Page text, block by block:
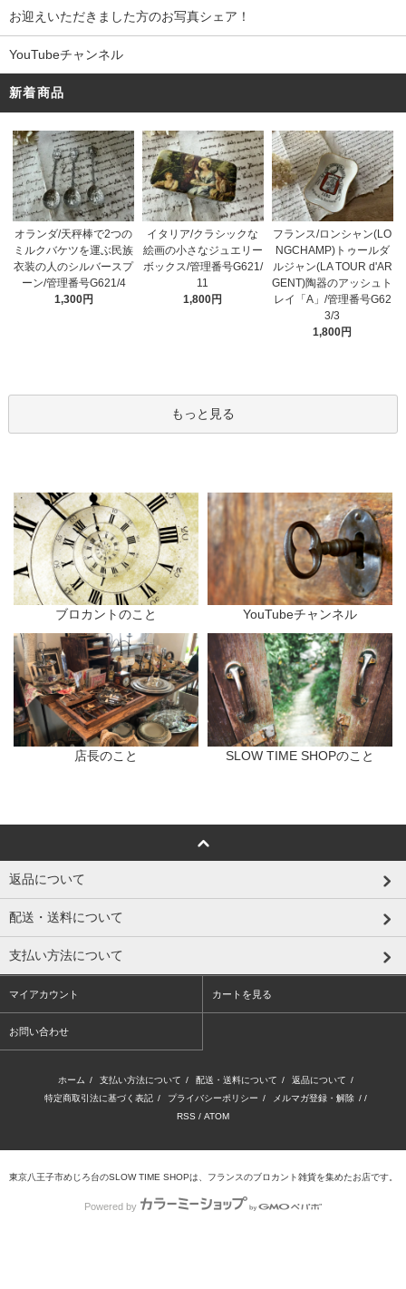
お迎えいただきました方のお写真シェア！
YouTubeチャンネル
新着商品
オランダ/天秤棒で2つの
ミルクバケツを運ぶ民族
衣装の人のシルバースプ
ーン/管理番号G621/4
1,300円
イタリア/クラシックな
絵画の小さなジュエリー
ボックス/管理番号G621/
11
1,800円
フランス/ロンシャン(LO
NGCHAMP)トゥールダ
ルジャン(LA TOUR d'AR
GENT)陶器のアッシュト
レイ「A」/管理番号G62
3/3
1,800円
もっと見る
ブロカントのこと YouTubeチャンネル
店長のこと SLOW TIME SHOPのこと
返品について
配送・送料について
支払い方法について
マイアカウント カートを見る
お問い合わせ
ホーム / 支払い方法について / 配送・送料について / 返品について /
特定商取引法に基づく表記 / プライバシーポリシー / メルマガ登録・解除 / /
RSS / ATOM
東京八王子市めじろ台のSLOW TIME SHOPは、フランスのブロカント雑貨を集めたお店です。
Powered by